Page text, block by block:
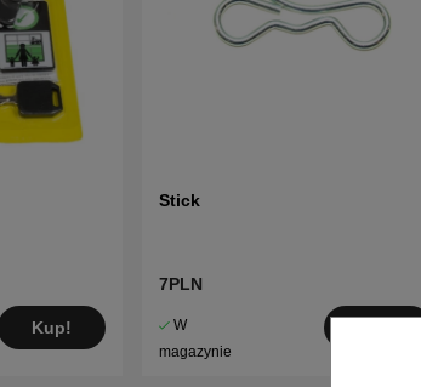
Kup!
Stick
7PLN
W
magazynie